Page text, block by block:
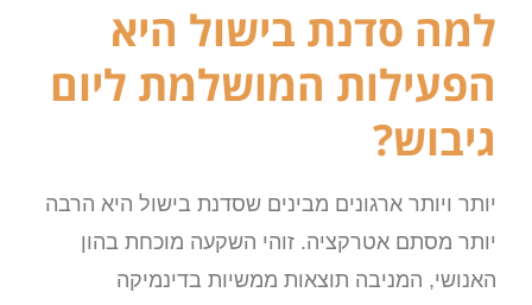
למה סדנת בישול היא
הפעילות המושלמת ליום
גיבוש?
יותר ויותר ארגונים מבינים שסדנת בישול היא הרבה
יותר מסתם אטרקציה. זוהי השקעה מוכחת בהון
האנושי, המניבה תוצאות ממשיות בדינמיקה